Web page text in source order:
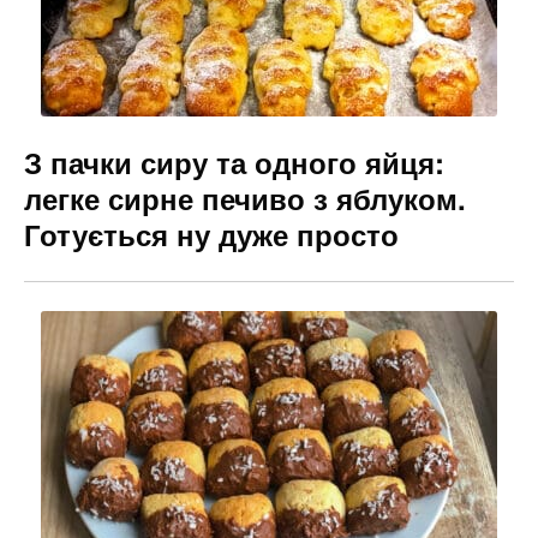
З пачки сиру та одного яйця:
легке сирне печиво з яблуком.
Готується ну дуже просто